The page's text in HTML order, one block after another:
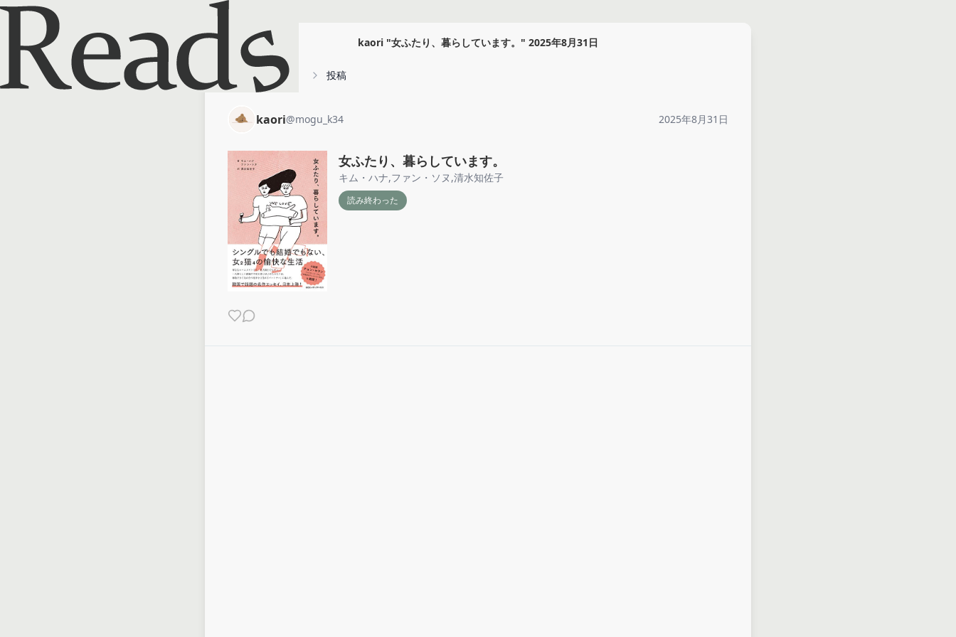
kaori "女ふたり、暮らしています。 " 2025年8月31日
kaori 投稿
kaori@mogu_k34 2025年8月31日
女ふたり、暮らしています。
キム・ハナ,ファン・ソヌ ,清水知佐子
読み終わった